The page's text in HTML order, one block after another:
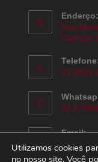
Enderço:
Rua
Campos
12 3931-
12 9
Email:
Utilizamos cookies
no nosso site. Você